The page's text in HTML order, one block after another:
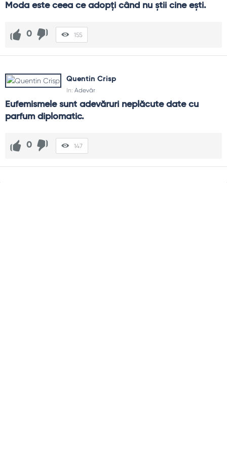
Moda este ceea ce adopți când nu știi cine ești.
0 155
Quentin Crisp
In: Adevăr
Eufemismele sunt adevăruri neplăcute date cu
parfum diplomatic.
0 147